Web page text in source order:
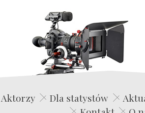
Aktorzy Dla statystów